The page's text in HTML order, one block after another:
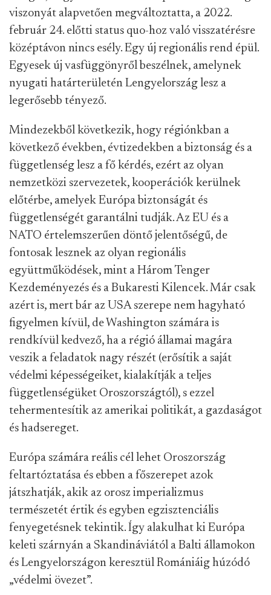
viszonyát alapvetően megváltoztatta, a 2022.
február 24. előtti status quo-hoz való visszatérésre
középtávon nincs esély. Egy új regionális rend épül.
Egyesek új vasfüggönyről beszélnek, amelynek
nyugati határterületén Lengyelország lesz a
legerősebb tényező.
Mindezekből következik, hogy régiónkban a
következő években, évtizedekben a biztonság és a
függetlenség lesz a fő kérdés, ezért az olyan
nemzetközi szervezetek, kooperációk kerülnek
előtérbe, amelyek Európa biztonságát és
függetlenségét garantálni tudják. Az EU és a
NATO értelemszerűen döntő jelentőségű, de
fontosak lesznek az olyan regionális
együttműködések, mint a Három Tenger
Kezdeményezés és a Bukaresti Kilencek. Már csak
azért is, mert bár az USA szerepe nem hagyható
figyelmen kívül, de Washington számára is
rendkívül kedvező, ha a régió államai magára
veszik a feladatok nagy részét (erősítik a saját
védelmi képességeiket, kialakítják a teljes
függetlenségüket Oroszországtól), s ezzel
tehermentesítik az amerikai politikát, a gazdaságot
és hadsereget.
Európa számára reális cél lehet Oroszország
feltartóztatása és ebben a főszerepet azok
játszhatják, akik az orosz imperializmus
természetét értik és egyben egzisztenciális
fenyegetésnek tekintik. Így alakulhat ki Európa
keleti szárnyán a Skandináviától a Balti államokon
és Lengyelországon keresztül Romániáig húzódó
„védelmi övezet”.